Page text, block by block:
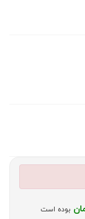
بوده است